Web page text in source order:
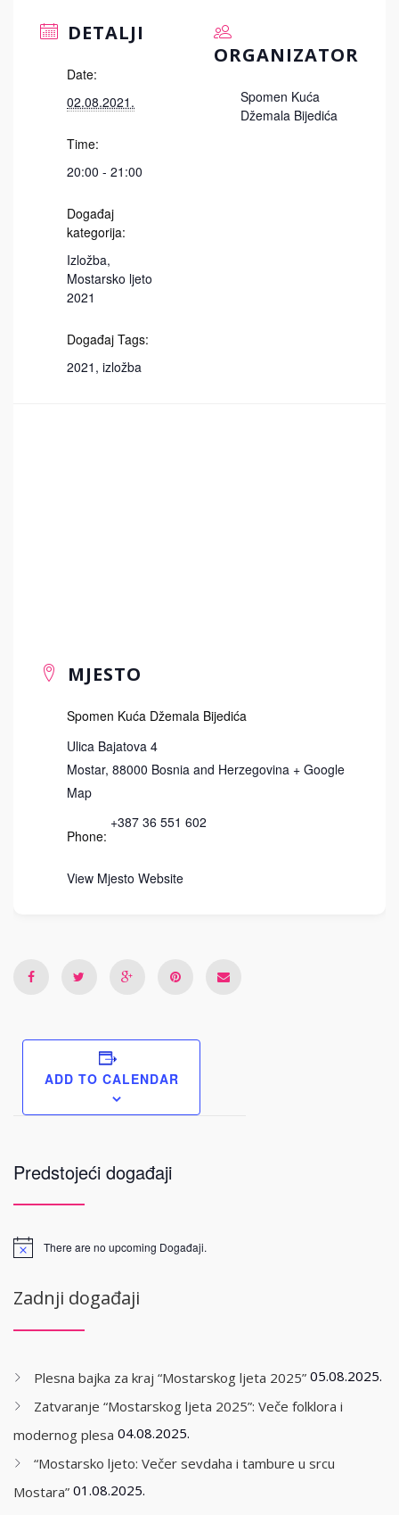
DETALJI
Date:
02.08.2021.
Time:
20:00 - 21:00
Događaj
kategorija:
Izložba,
Mostarsko ljeto
2021
Događaj Tags:
2021 , izložba
ORGANIZATOR
Spomen Kuća
Džemala Bijedića
MJESTO
Spomen Kuća Džemala Bijedića
Ulica Bajatova 4
Mostar, 88000 Bosnia and Herzegovina + Google
Map
Phone:
+387 36 551 602
View Mjesto Website
ADD TO CALENDAR
Predstojeći događaji
There are no upcoming Događaji.
Zadnji događaji
Plesna bajka za kraj “Mostarskog ljeta 2025” 05.08.2025.
Zatvaranje “Mostarskog ljeta 2025”: Veče folklora i
modernog plesa 04.08.2025.
“Mostarsko ljeto: Večer sevdaha i tambure u srcu
Mostara” 01.08.2025.